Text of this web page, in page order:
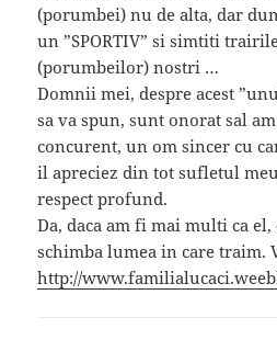
(porumbei) nu de alta, dar
un ”SPORTIV” si simtiti
(porumbeilor) nostri …
Domnii mei, despre acest
sa va spun, sunt onorat sal
concurent, un om sincer cu
il apreciez din tot sufletul
respect profund.
Da, daca am fi mai multi ca el,
schimba lumea in care traim.
http://